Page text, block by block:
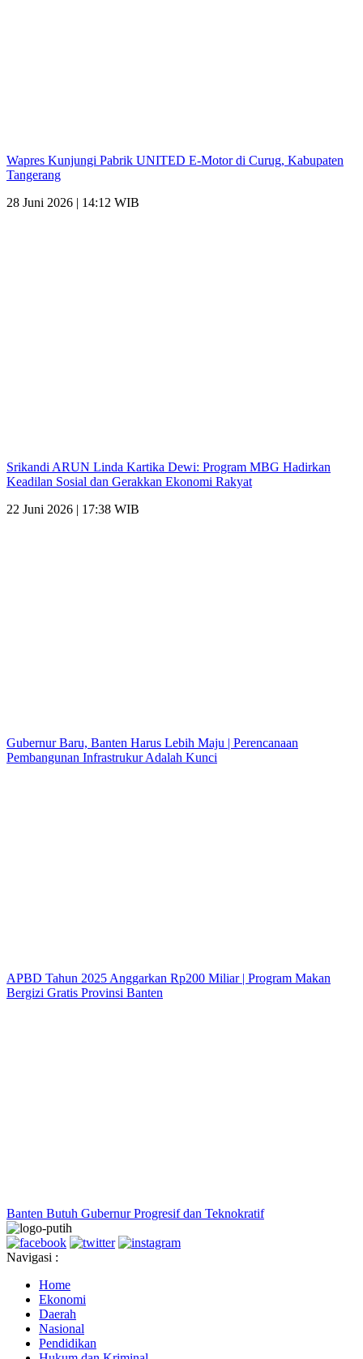
Wapres Kunjungi Pabrik UNITED E-Motor di Curug, Kabupaten
Tangerang
28 Juni 2026 | 14:12 WIB
Srikandi ARUN Linda Kartika Dewi: Program MBG Hadirkan
Keadilan Sosial dan Gerakkan Ekonomi Rakyat
22 Juni 2026 | 17:38 WIB
Gubernur Baru, Banten Harus Lebih Maju | Perencanaan
Pembangunan Infrastrukur Adalah Kunci
APBD Tahun 2025 Anggarkan Rp200 Miliar | Program Makan
Bergizi Gratis Provinsi Banten
Banten Butuh Gubernur Progresif dan Teknokratif
Navigasi :
Home
Ekonomi
Daerah
Nasional
Pendidikan